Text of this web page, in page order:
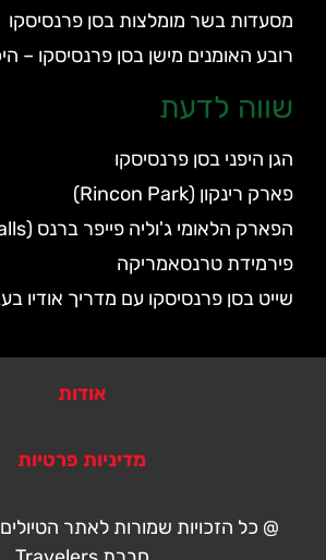
מסעדות בשר מומלצות בסן פרנסיסקו
רובע האומנים מישן בסן פרנסיסקו –
שווה לדעת
הגן היפני בסן פרנסיסקו
פארק רינקון (Rincon Park)
הפארק הלאומי ג'וליה פייפר ברנס (cway falls)
פירמידת טרנסאמריקה
שייט בסן פרנסיסקו עם מדריך אודיו
אודות
מדיניות פרטיות
@ כל הזכויות שמורות לאתר